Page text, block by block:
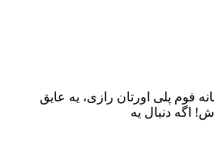
فوم پلی اورتان رازی، یه عایق
اگه دنبال یه